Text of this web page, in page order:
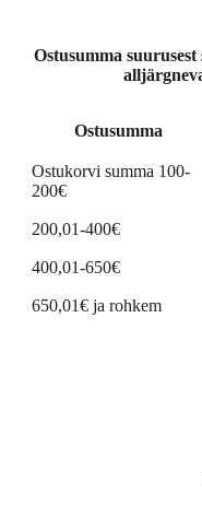
Ostusumma
Ostusumma
Ostukorvi summa 100-
200€
200,01-400€
400,01-650€
650,01€ ja rohkem